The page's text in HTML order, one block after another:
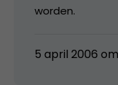
worden.
5 april 2006 om